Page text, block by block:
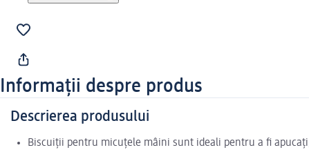
Informații despre produs
Descrierea produsului
Biscuiții pentru micuțele mâini sunt ideali pentru a fi